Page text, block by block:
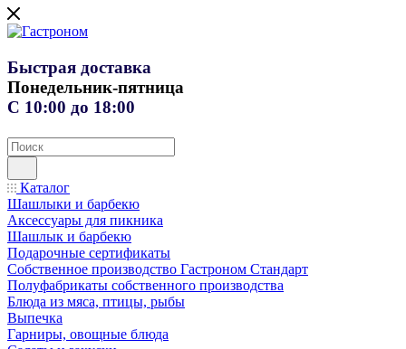
Быстрая доставка
Понедельник-пятница
С 10:00 до 18:00
Каталог
Шашлыки и барбекю
Аксессуары для пикника
Шашлык и барбекю
Подарочные сертификаты
Собственное производство Гастроном Стандарт
Полуфабрикаты собственного производства
Блюда из мяса, птицы, рыбы
Выпечка
Гарниры, овощные блюда